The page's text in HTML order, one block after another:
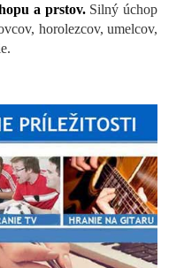
a prstov. Silný úchop
horolezcov, umelcov,